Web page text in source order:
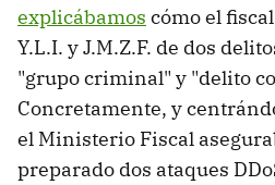
explicábamos cómo el
Y.L.I. y J.M.Z.F. de dos
"grupo criminal" y "delito
Concretamente, y
el Ministerio Fiscal
preparado dos ataques